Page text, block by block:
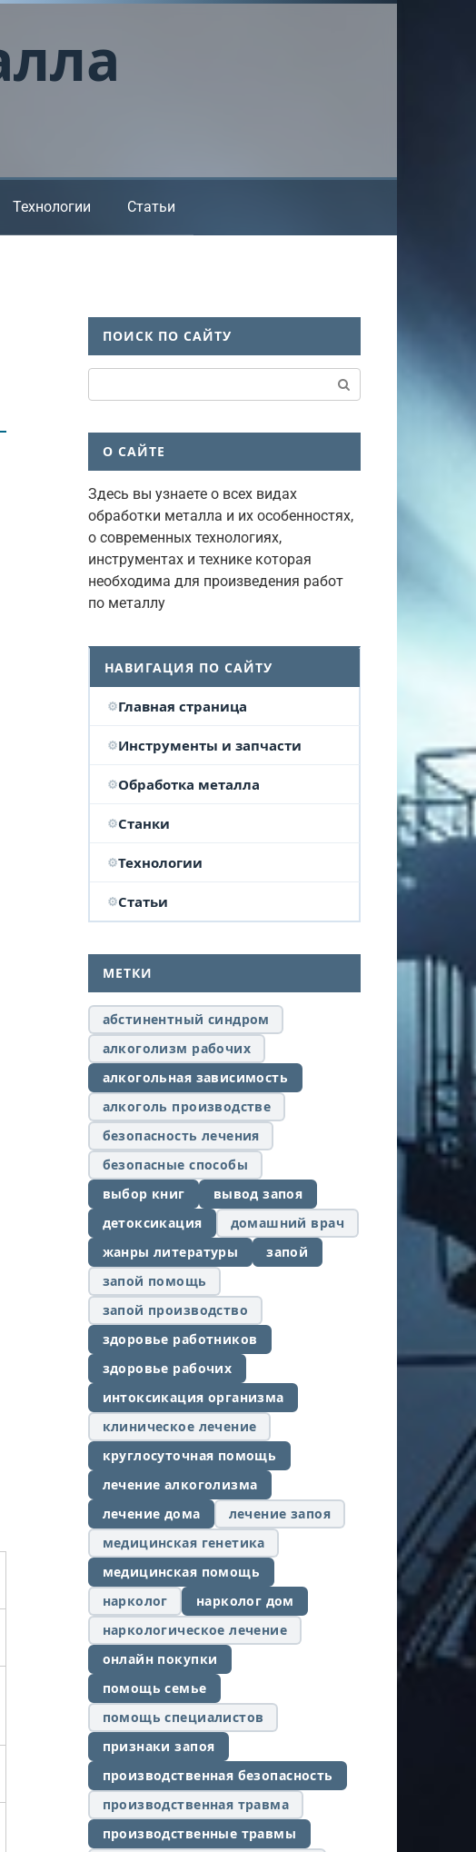
Технологии Статьи
ПОИСК ПО САЙТУ
О САЙТЕ
Здесь вы узнаете о всех видах
обработки металла и их особенностях,
о современных технологиях,
инструментах и технике которая
необходима для произведения работ
по металлу
НАВИГАЦИЯ ПО САЙТУ
Главная страница
Инструменты и запчасти
Обработка металла
Станки
Технологии
Статьи
МЕТКИ
абстинентный синдром
алкоголизм рабочих
алкогольная зависимость
алкоголь производстве
безопасность лечения
безопасные способы
выбор книг
вывод запоя
детоксикация
домашний врач
жанры литературы
запой
запой помощь
запой производство
здоровье работников
здоровье рабочих
интоксикация организма
клиническое лечение
круглосуточная помощь
лечение алкоголизма
лечение дома
лечение запоя
медицинская генетика
медицинская помощь
нарколог
нарколог дом
наркологическое лечение
онлайн покупки
помощь семье
помощь специалистов
признаки запоя
производственная безопасность
производственная травма
производственные травмы